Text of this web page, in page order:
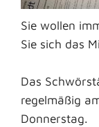
Sie wollen
Sie sich das
Das
regelmäßig
Donnerstag.